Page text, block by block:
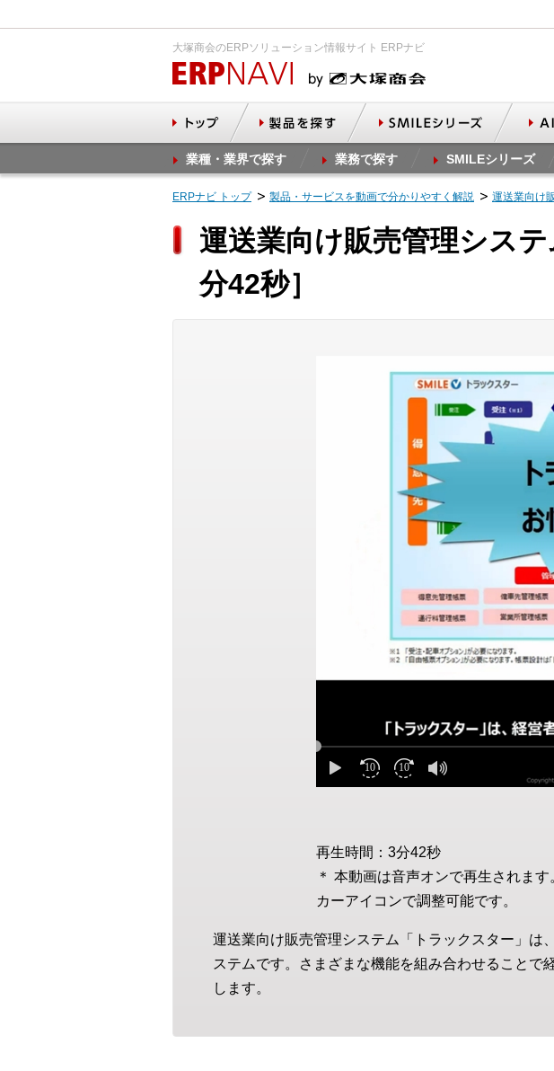
大塚商会のERPソリューション情報サイト ERPナビ
業種・業界で探す 業務で探す SMILEシリーズ
ERPナビ トップ 製品・サービスを動画で分かりやすく解説 運送業向け
運送業向け販売管理シス
分42秒］
再生時間：3分42秒
＊ 本動画は音声オンで再生されま
カーアイコンで調整可能です。
運送業向け販売管理システム「トラックスター」は
ステムです。さまざまな機能を組み合わせること
します。